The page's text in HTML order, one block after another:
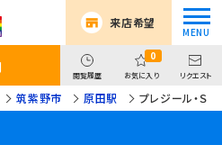
来店希望
閲覧履歴
0
お気に入り リクエスト
筑紫野市 原田駅 プレジール・Ｓ